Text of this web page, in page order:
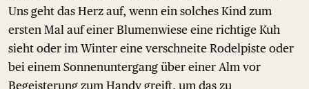
Uns geht das Herz auf, wenn ein solches Kind zum
ersten Mal auf einer Blumenwiese eine richtige Kuh
sieht oder im Winter eine verschneite Rodelpiste oder
bei einem Sonnenuntergang über einer Alm vor
Begeisterung zum Handy greift, um das zu